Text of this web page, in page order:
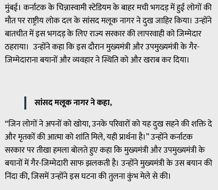
मुंबई। कर्नाटक के चिन्नास्वामी स्टेडियम के बाहर मची भगदड़ में हुई लोगों की
मौत पर राष्ट्रीय लोक दल के सांसद मलूक नागर ने दुख जाहिर किया। उन्होंने
बातचीत में इस भगदड़ के लिए राज्य सरकार की लापरवाही को जिम्मेदार
ठहराया। उन्होंने कहा कि इस दौरान मुख्यमंत्री और उपमुख्यमंत्री के गैर-
जिम्मेदाराना बयानों और व्यवहार ने स्थिति को और खराब कर दिया।
सांसद मलूक नागर ने कहा,
“जिन लोगों ने अपनों को खोया, उनके परिवारों को यह दुख सहने की शक्ति दे
और मृतकों की आत्मा को शांति मिले, यही प्रार्थना है।” उन्होंने कर्नाटक
सरकार पर तीखा हमला बोलते हुए कहा कि मुख्यमंत्री और उपमुख्यमंत्री के
बयानों में गैर-जिम्मेदारी साफ झलकती है। उन्होंने मुख्यमंत्री के उस बयान की
निंदा की, जिसमें उन्होंने इस घटना की तुलना कुंभ मेले से की।